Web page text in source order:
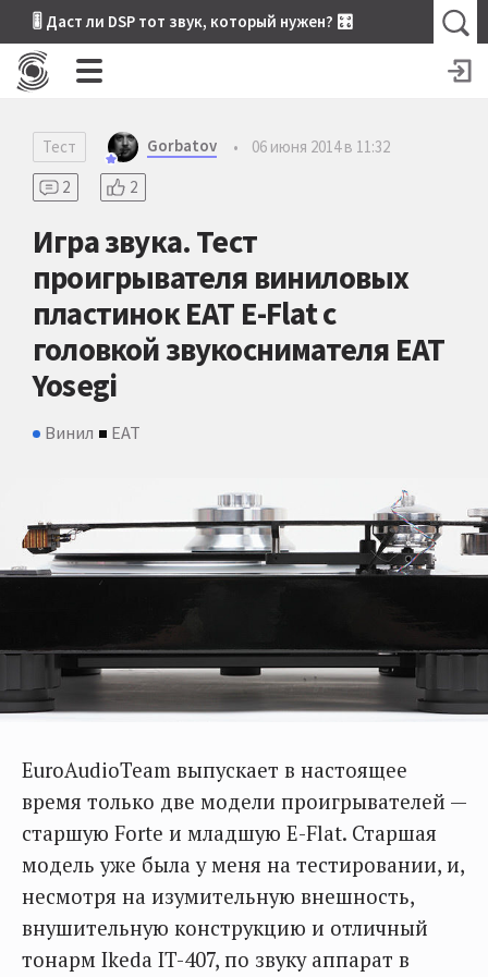
🎚 Даст ли DSP тот звук, который нужен? 🎛
Тест Gorbatov •
06 июня 2014 в 11:32
2
2
Игра звука. Тест
проигрывателя виниловых
пластинок EAT E-Flat с
головкой звукоснимателя EAT
Yosegi
Винил EAT
EuroAudioTeam выпускает в настоящее
время только две модели проигрывателей —
старшую Forte и младшую E-Flat. Старшая
модель уже была у меня на тестировании, и,
несмотря на изумительную внешность,
внушительную конструкцию и отличный
тонарм Ikeda IT-407, по звуку аппарат в